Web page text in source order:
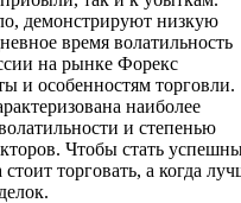
демонстрируют низкую
время волатильность
на рынке Форекс
и особенностям торговли.
наиболее
и степенью
Чтобы стать
торговать, а когда